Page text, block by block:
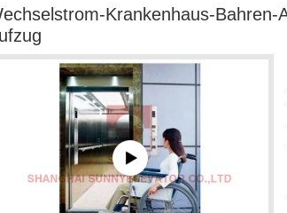
Krankenhaus-